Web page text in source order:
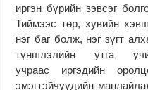
иргэн бүрийн зэвсэг
Тиймээс төр, хувийн
нэг баг болж, нэг зүгт
түншлэлийн утга
учраас иргэдийн
эмэгтэйчүүдийн